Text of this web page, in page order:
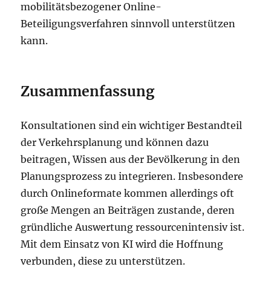
mobilitätsbezogener Online-
Beteiligungsverfahren sinnvoll unterstützen
kann.
Zusammenfassung
Konsultationen sind ein wichtiger Bestandteil
der Verkehrsplanung und können dazu
beitragen, Wissen aus der Bevölkerung in den
Planungsprozess zu integrieren. Insbesondere
durch Onlineformate kommen allerdings oft
große Mengen an Beiträgen zustande, deren
gründliche Auswertung ressourcenintensiv ist.
Mit dem Einsatz von KI wird die Hoffnung
verbunden, diese zu unterstützen.